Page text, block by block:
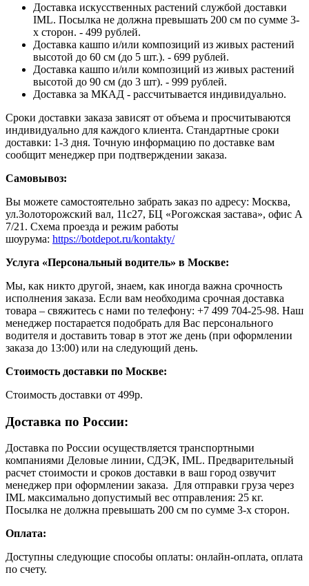
Доставка искусственных растений службой доставки
IML. Посылка не должна превышать 200 см по сумме 3-
х сторон. - 499 рублей.
Доставка кашпо и/или композиций из живых растений
высотой до 60 см (до 5 шт.). - 699 рублей.
Доставка кашпо и/или композиций из живых растений
высотой до 90 см (до 3 шт). - 999 рублей.
Доставка за МКАД - рассчитывается индивидуально.
Сроки доставки заказа зависят от объема и просчитываются
индивидуально для каждого клиента. Стандартные сроки
доставки: 1-3 дня. Точную информацию по доставке вам
сообщит менеджер при подтверждении заказа.
Самовывоз:
Вы можете самостоятельно забрать заказ по адресу: Москва,
ул.Золоторожский вал, 11с27, БЦ «Рогожская застава», офис А
7/21. Схема проезда и режим работы
шоурума: https://botdepot.ru/kontakty/
Услуга «Персональный водитель» в Москве:
Мы, как никто другой, знаем, как иногда важна срочность
исполнения заказа. Если вам необходима срочная доставка
товара – свяжитесь с нами по телефону: +7 499 704-25-98. Наш
менеджер постарается подобрать для Вас персонального
водителя и доставить товар в этот же день (при оформлении
заказа до 13:00) или на следующий день.
Стоимость доставки по Москве:
Cтоимость доставки от 499р.
Доставка по России:
Доставка по России осуществляется транспортными
компаниями Деловые линии, СДЭК, IML. Предварительный
расчет стоимости и сроков доставки в ваш город озвучит
менеджер при оформлении заказа. Для отправки груза через
IML максимально допустимый вес отправления: 25 кг.
Посылка не должна превышать 200 см по сумме 3-х сторон.
Оплата:
Доступны следующие способы оплаты: онлайн-оплата, оплата
по счету.